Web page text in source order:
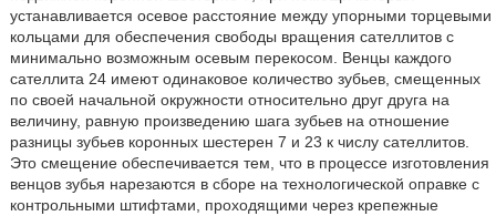
устанавливается осевое расстояние между упорными торцевыми
кольцами для обеспечения свободы вращения сателлитов с
минимально возможным осевым перекосом. Венцы каждого
сателлита 24 имеют одинаковое количество зубьев, смещенных
по своей начальной окружности относительно друг друга на
величину, равную произведению шага зубьев на отношение
разницы зубьев коронных шестерен 7 и 23 к числу сателлитов.
Это смещение обеспечивается тем, что в процессе изготовления
венцов зубья нарезаются в сборе на технологической оправке с
контрольными штифтами, проходящими через крепежные